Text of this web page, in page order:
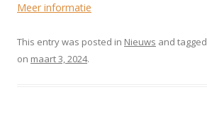
Meer informatie
This entry was posted in Nieuws and tagged
on maart 3, 2024.